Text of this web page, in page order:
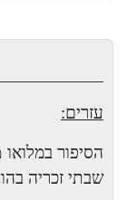
עזרים:
הסיפור
שבתי זכריה